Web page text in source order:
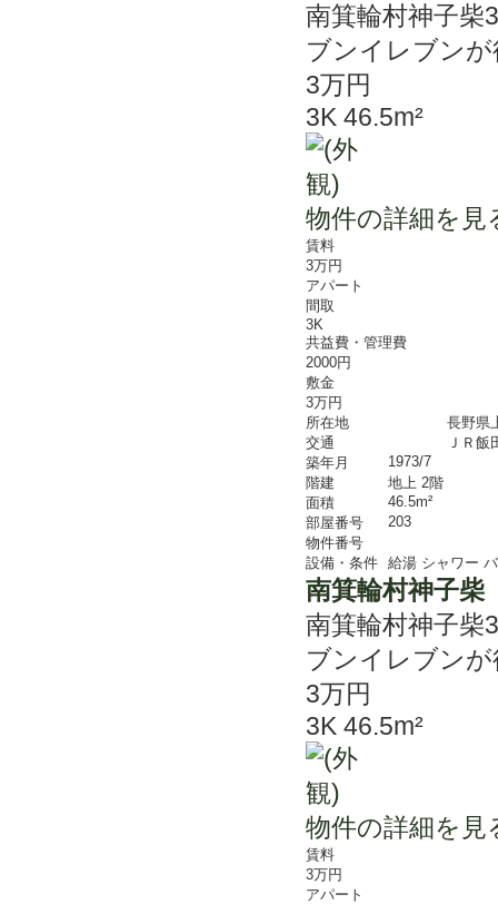
南箕輪村神子柴
ブンイレブン
3万円
3K 46.5m²
物件の詳細を見
賃料
3万円
アパート
間取
3K
共益費・管理費
2000円
敷金
3万円
所在地
長野県
交通
ＪＲ
築年月
1973/7
階建
地上 2階
面積
46.5m²
部屋番号
203
物件番号
設備・条件 給湯 シャワー
南箕輪村神子
南箕輪村神子柴
ブンイレブン
3万円
3K 46.5m²
物件の詳細を見
賃料
3万円
アパート